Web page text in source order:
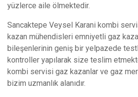
yüzlerce aile ölmektedir.
Sancaktepe Veysel Karani kombi
kazan mühendisleri emniyetli gaz
bileşenlerinin geniş bir yelpazede
kontroller yapılarak size teslim
kombi servisi gaz kazanlar ve gaz
bizim uzmanlık alanıdır.